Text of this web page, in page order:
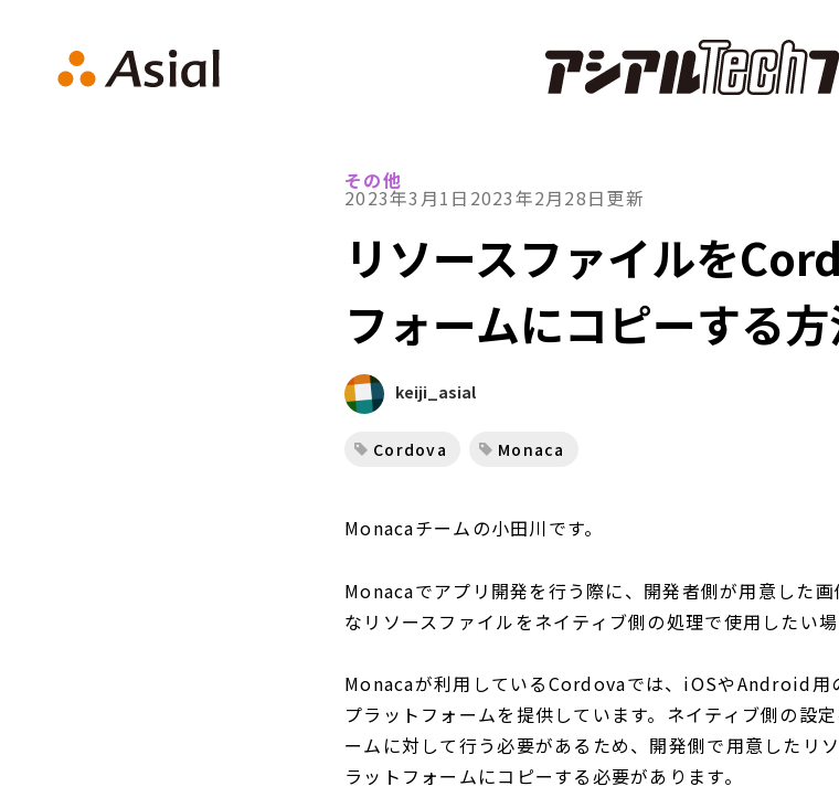
アシアルTechブログ
その他
2023年3月1日 2023年2月28日更新
リソースファイルを
フォームにコピーする
keiji_asial
Cordova Monaca
Monacaチームの小田川です。
Monacaでアプリ開発を行う際に、開発者側が用意した
なリソースファイルをネイティブ側の処理で使用したい場
Monacaが利用しているCordovaでは、iOSやAndroid用
プラットフォームを提供しています。ネイティブ側の設
ームに対して行う必要があるため、開発側で用意したリ
ラットフォームにコピーする必要があります。